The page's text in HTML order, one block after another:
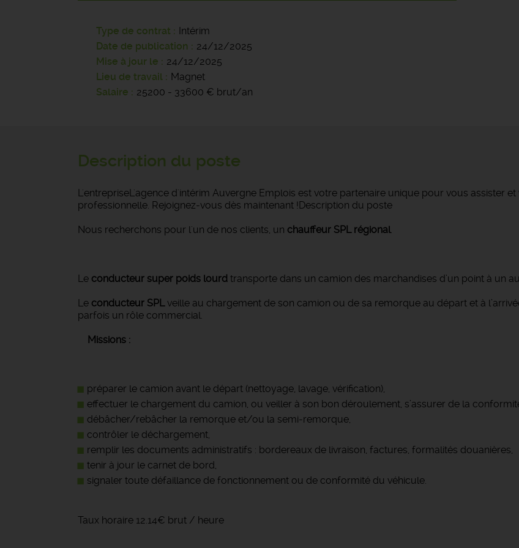
Type de contrat
Intérim
Date de publication
24/12/2025
Mise à jour le
24/12/2025
Lieu de travail
Magnet
Salaire
25200 - 33600 € brut/an
Description du poste
L'entrepriseL'agence d'intérim Auvergne Emplois est votre partenaire unique pour vous assister
professionnelle. Rejoignez-vous dès maintenant !Description du poste
Nous recherchons pour l'un de nos clients, un chauffeur SPL régional.
Le conducteur super poids lourd transporte dans un camion des marchandises d’un point à un
Le conducteur SPLveille au chargement de son camion ou de sa remorque au départ et à
parfois un rôle commercial.
Missions :
préparer le camion avant le départ (nettoyage, lavage, vérification),
effectuer le chargement du camion, ou veiller à son bon déroulement, s’assurer de la
débâcher/rebâcher la remorque et/ou la semi-remorque,
contrôler le déchargement,
remplir les documents administratifs : bordereaux de livraison, factures, formalités douanières,
tenir à jour le carnet de bord,
signaler toute défaillance de fonctionnement ou de conformité du véhicule.
Taux horaire 12.14€ brut / heure